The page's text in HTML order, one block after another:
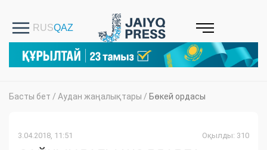
Басты бет / Аудан жаңалықтары / Бөкей ордасы
3.04.2018, 11:51 Оқылды: 310